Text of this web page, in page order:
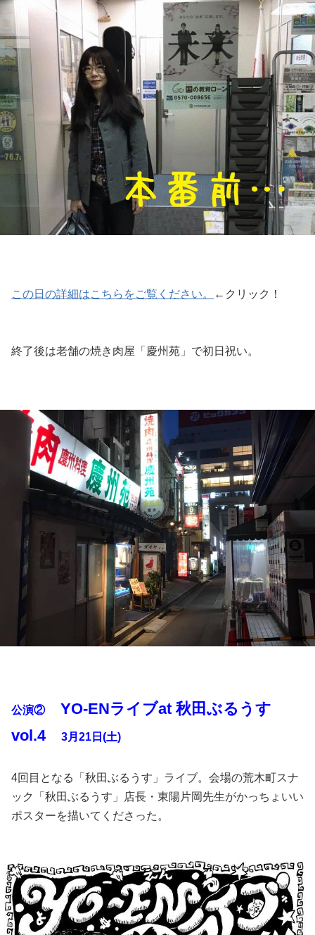
この日の詳細はこちらをご覧ください。 ←クリック！
終了後は老舗の焼き肉屋「慶州苑」で初日祝い。
公演②YO-ENライブat 秋田ぶるうす
vol.4
3月21日(土)
4回目となる「秋田ぶるうす」ライブ。会場の荒木町スナ
ック「秋田ぶるうす」店長・東陽片岡先生がかっちょいい
ポスターを描いてくださった。